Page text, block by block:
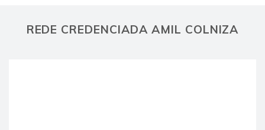
REDE CREDENCIADA AMIL COLNIZA